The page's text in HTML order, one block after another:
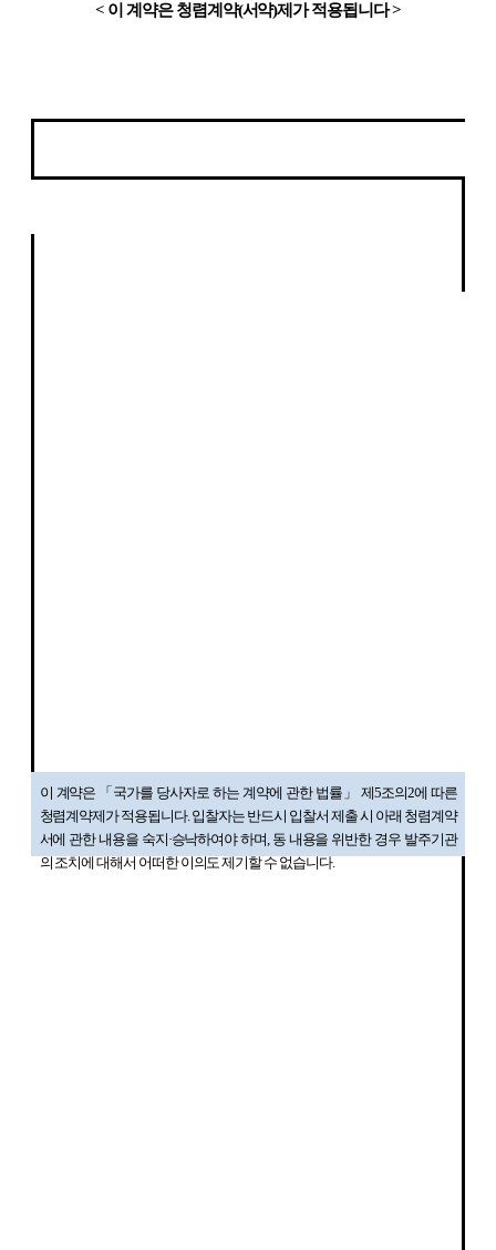
< 이 계약은 청렴계약(서약)제가 적용됩니다>
이 계약은 「국가를 당사자로 하는 계약에 관한 법률」 제5조의2에 따른
청렴계약제가 적용됩니다. 입찰자는 반드시 입찰서 제출 시 아래 청렴계약
서에 관한 내용을 숙지·승낙하여야 하며 동 내용을 위반한 경우 발주기관
의 조치에 대해서 어떠한 이의도 제기할 수 없습니다.